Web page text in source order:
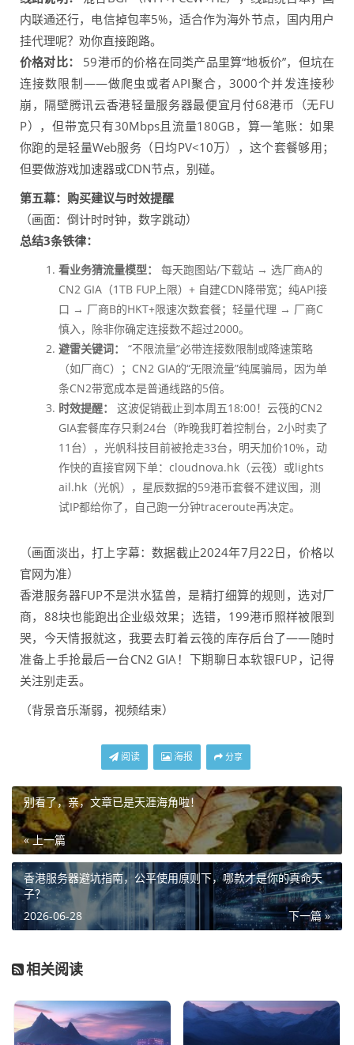
内联通还行，电信掉包率5%，适合作为海外节点，国内用户
挂代理呢？劝你直接跑路。
价格对比：
59港币的价格在同类产品里算“地板价”，但坑在
连接数限制——做爬虫或者API聚合，3000个并发连接秒
崩，隔壁腾讯云香港轻量服务器最便宜月付68港币（无FU
P），但带宽只有30Mbps且流量180GB，算一笔账：如果
你跑的是轻量Web服务（日均PV<10万），这个套餐够用；
但要做游戏加速器或CDN节点，别碰。
第五幕：购买建议与时效提醒
（画面：倒计时时钟，数字跳动）
总结3条铁律：
看业务猜流量模型：
每天跑图站/下载站 → 选厂商A的
CN2 GIA（1TB FUP上限）+ 自建CDN降带宽；纯API接
口 → 厂商B的HKT+限速次数套餐；轻量代理 → 厂商C
慎入，除非你确定连接数不超过2000。
避雷关键词：
“不限流量”必带连接数限制或降速策略
（如厂商C）；CN2 GIA的“无限流量”纯属骗局，因为单
条CN2带宽成本是普通线路的5倍。
时效提醒：
这波促销截止到本周五18:00！云筏的CN2
GIA套餐库存只剩24台（昨晚我盯着控制台，2小时卖了
11台），光帆科技目前被抢走33台，明天加价10%，动
作快的直接官网下单：cloudnova.hk（云筏）或lights
ail.hk（光帆），星辰数据的59港币套餐不建议囤，测
试IP都给你了，自己跑一分钟traceroute再决定。
（画面淡出，打上字幕：数据截止2024年7月22日，价格以
官网为准）
香港服务器FUP不是洪水猛兽，是精打细算的规则，选对厂
商，88块也能跑出企业级效果；选错，199港币照样被限到
哭，今天情报就这，我要去盯着云筏的库存后台了——随时
准备上手抢最后一台CN2 GIA！下期聊日本软银FUP，记得
关注别走丢。
（背景音乐渐弱，视频结束）
阅读 海报 分享
别看了，亲，文章已是天涯海角啦！
« 上一篇
香港服务器避坑指南，公平使用原则下，哪款才是你的真命天
子？
下一篇 »
2026-06-28
相关阅读